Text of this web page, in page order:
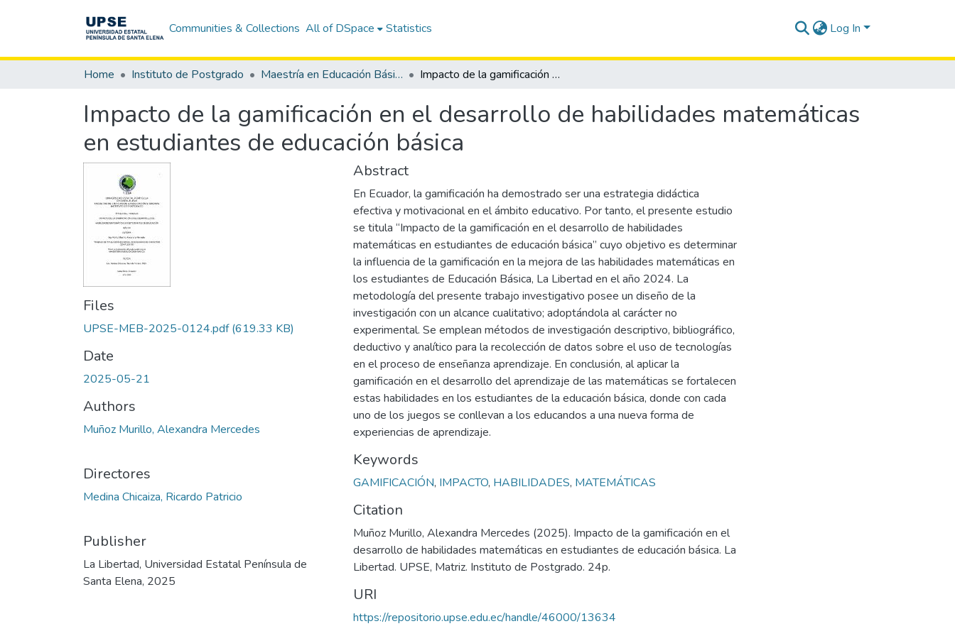
Communities & Collections All of DSpace Statistics Log In
Home Instituto de Postgrado Maestría en Educación Básica Impacto de la gamificación en el desarrollo de habilidades matemáticas en estudiantes de educación básica
Impacto de la gamificación en el desarrollo de habilidades matemáticas
en estudiantes de educación básica
Files
UPSE-MEB-2025-0124.pdf(619.33 KB)
Date
2025-05-21
Authors
Muñoz Murillo, Alexandra Mercedes
Directores
Medina Chicaiza, Ricardo Patricio
Publisher
La Libertad, Universidad Estatal Península de
Santa Elena, 2025
Abstract
En Ecuador, la gamificación ha demostrado ser una estrategia didáctica
efectiva y motivacional en el ámbito educativo. Por tanto, el presente estudio
se titula “Impacto de la gamificación en el desarrollo de habilidades
matemáticas en estudiantes de educación básica” cuyo objetivo es determinar
la influencia de la gamificación en la mejora de las habilidades matemáticas en
los estudiantes de Educación Básica, La Libertad en el año 2024. La
metodología del presente trabajo investigativo posee un diseño de la
investigación con un alcance cualitativo; adoptándola al carácter no
experimental. Se emplean métodos de investigación descriptivo, bibliográfico,
deductivo y analítico para la recolección de datos sobre el uso de tecnologías
en el proceso de enseñanza aprendizaje. En conclusión, al aplicar la
gamificación en el desarrollo del aprendizaje de las matemáticas se fortalecen
estas habilidades en los estudiantes de la educación básica, donde con cada
uno de los juegos se conllevan a los educandos a una nueva forma de
experiencias de aprendizaje.
Keywords
GAMIFICACIÓN, IMPACTO, HABILIDADES, MATEMÁTICAS
Citation
Muñoz Murillo, Alexandra Mercedes (2025). Impacto de la gamificación en el
desarrollo de habilidades matemáticas en estudiantes de educación básica. La
Libertad. UPSE, Matriz. Instituto de Postgrado. 24p.
URI
https://repositorio.upse.edu.ec/handle/46000/13634